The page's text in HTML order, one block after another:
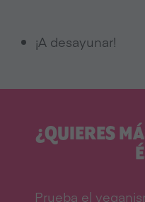
¡A desayunar!
¿QUIERES
Prueba el